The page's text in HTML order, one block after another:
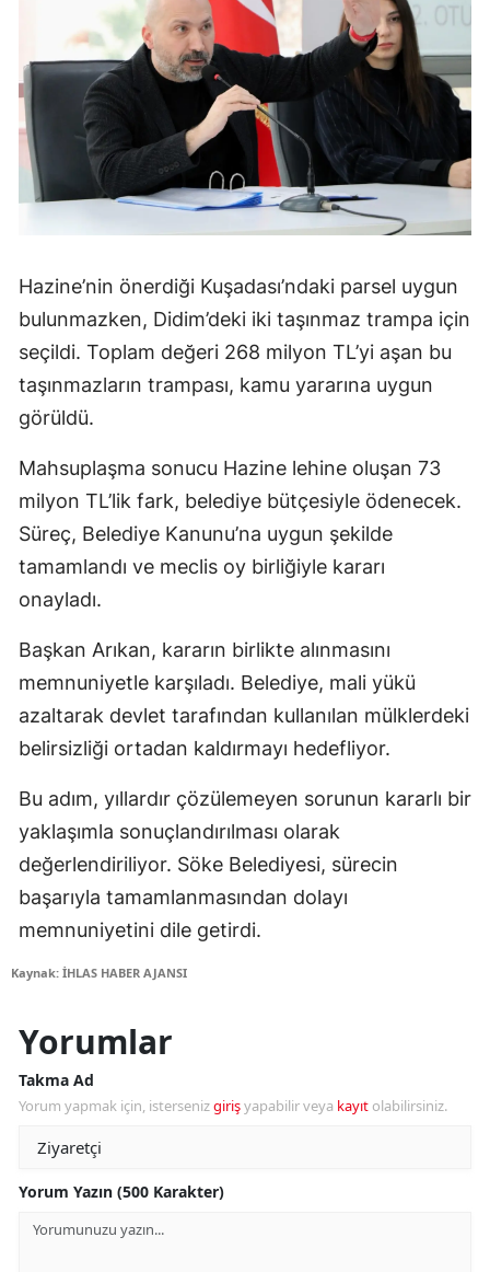
Hazine’nin önerdiği Kuşadası’ndaki parsel uygun
bulunmazken, Didim’deki iki taşınmaz trampa için
seçildi. Toplam değeri 268 milyon TL’yi aşan bu
taşınmazların trampası, kamu yararına uygun
görüldü.
Mahsuplaşma sonucu Hazine lehine oluşan 73
milyon TL’lik fark, belediye bütçesiyle ödenecek.
Süreç, Belediye Kanunu’na uygun şekilde
tamamlandı ve meclis oy birliğiyle kararı
onayladı.
Başkan Arıkan, kararın birlikte alınmasını
memnuniyetle karşıladı. Belediye, mali yükü
azaltarak devlet tarafından kullanılan mülklerdeki
belirsizliği ortadan kaldırmayı hedefliyor.
Bu adım, yıllardır çözülemeyen sorunun kararlı bir
yaklaşımla sonuçlandırılması olarak
değerlendiriliyor. Söke Belediyesi, sürecin
başarıyla tamamlanmasından dolayı
memnuniyetini dile getirdi.
Kaynak: İHLAS HABER AJANSI
Yorumlar
Takma Ad
Yorum yapmak için, istersenizgirişyapabilir veya kayıt olabilirsiniz.
Yorum Yazın (500 Karakter)